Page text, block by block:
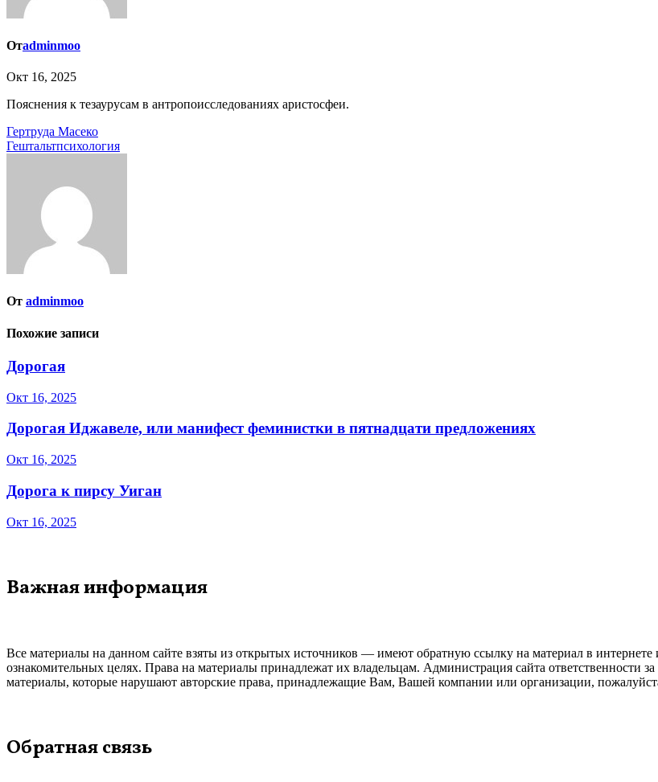
Отadminmoo
Окт 16, 2025
Пояснения к тезаурусам в антропоисследованиях аристосфеи.
Навигация
по
Гертруда Масеко
Гештальтпсихология
От adminmoo
Похожие записи
Дорогая
Окт 16, 2025
Дорогая Иджавеле, или манифест феминистки в пятнадцати предложениях
Окт 16, 2025
Дорога к пирсу Уиган
Окт 16, 2025
Важная информация
Все материалы на данном сайте взяты из открытых источников — имеют обратную ссылку на материал в
ознакомительных целях. Права на материалы принадлежат их владельцам. Администрация сайта ответственности
материалы, которые нарушают авторские права, принадлежащие Вам, Вашей компании или организации,
Обратная связь